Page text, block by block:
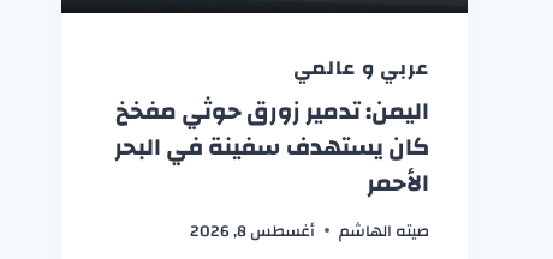
عربي و عالمي
اليمن: تدمير زورق حوثي مفخخ
كان يستهدف سفينة في البحر
الأحمر
صيته الهاشم أغسطس 8, 2026